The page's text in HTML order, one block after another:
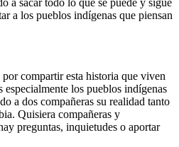
a sacar todo lo que se puede y sigue
a los pueblos indígenas que piensan
compartir esta historia que viven
especialmente los pueblos indígenas
a dos compañeras su realidad tanto
Quisiera compañeras y
preguntas, inquietudes o aportar